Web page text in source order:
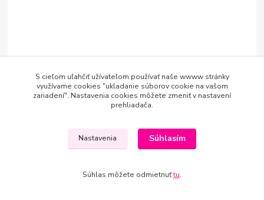
07.2026 Výber podlahy
Ako vyberať kobercové behúne
Kobercové behúne patria medzi najpraktickejšie bytové doplnky.
chôdzu, dodávajú interiéru ...
čítať celé
S cieľom uľahčiť užívateľom používať naše wwww stránky
využívame cookies "ukladanie súborov cookie na vašom
zariadení". Nastavenia cookies môžete zmeniť v nastavení
prehliadača.
Nastavenia Súhlasím
Súhlas môžete odmietnuťtu.